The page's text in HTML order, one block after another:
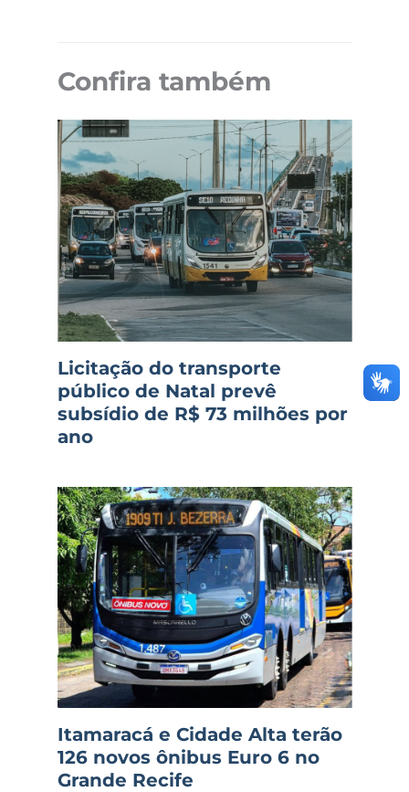
Confira também
Licitação do transporte
público de Natal prevê
subsídio de R$ 73 milhões por
ano
Itamaracá e Cidade Alta terão
126 novos ônibus Euro 6 no
Grande Recife